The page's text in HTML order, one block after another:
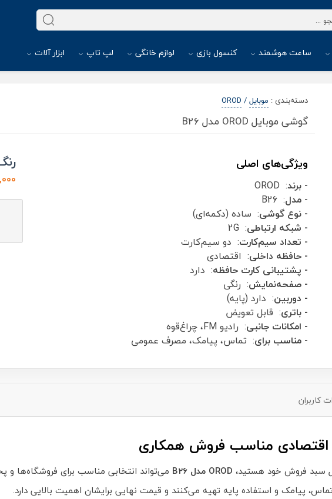
ساعت هوشمند کنسول بازی لوازم خانگی لپ تاپ ابزار آلات
دسته‌بندی : موبایل/
OROD
گوشی موبایل OROD مدل B26
ویژگی‌های اصلی
- برند: OROD
- مدل: B26
- نوع گوشی: ساده (دکمه‌ای)
- شبکه ارتباطی: 2G
- تعداد سیم‌کارت: دو سیم‌کارت
- حافظه داخلی: اقتصادی
- پشتیبانی کارت حافظه: دارد
- صفحه‌نمایش: رنگی
- دوربین: دارد (پایه)
- باتری: قابل تعویض
- امکانات جانبی: رادیو FM، چراغ‌قوه
- مناسب برای: تماس، پیامک، مصرف عمومی
کاربران
سبد فروش خود هستید،
می‌تواند انتخابی مناسب برای فروشگاه‌ها و
پیامک و استفاده پایه تهیه می‌کنند و قیمت نهایی برایشان اهمیت بالایی دارد.